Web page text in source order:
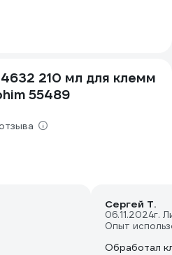
210 мл для клемм
55489
Сергей Т.
06.11.2024г.
Опыт
Обработал